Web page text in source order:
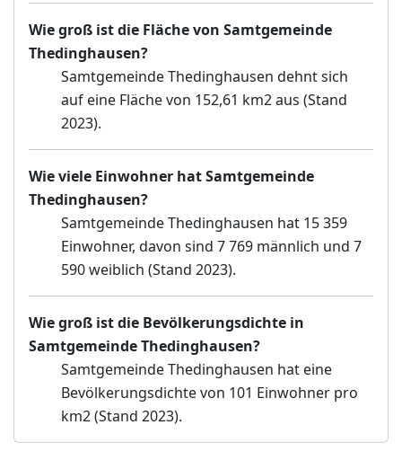
Wie groß ist die Fläche von Samtgemeinde
Thedinghausen?
Samtgemeinde Thedinghausen dehnt sich
auf eine Fläche von 152,61 km2 aus (Stand
2023).
Wie viele Einwohner hat Samtgemeinde
Thedinghausen?
Samtgemeinde Thedinghausen hat 15 359
Einwohner, davon sind 7 769 männlich und 7
590 weiblich (Stand 2023).
Wie groß ist die Bevölkerungsdichte in
Samtgemeinde Thedinghausen?
Samtgemeinde Thedinghausen hat eine
Bevölkerungsdichte von 101 Einwohner pro
km2 (Stand 2023).